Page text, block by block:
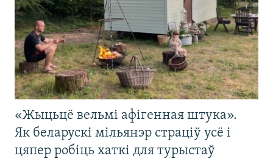
«Жыцьцё вельмі афігенная штука».
Як беларускі мільянэр страціў усё і
цяпер робіць хаткі для турыстаў